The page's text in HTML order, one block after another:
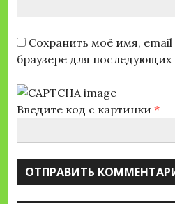
Сохранить моё имя, email
браузере для
Введите код с картинки *